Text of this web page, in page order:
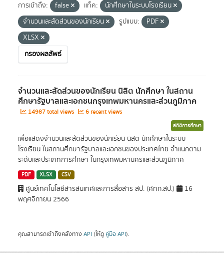
การเข้าถึง: false แท็ค:
นักศึกษาในระบบโรงเรียน
จำนวนและสัดส่วนของนักเรียน
รูปแบบ:
PDF
XLSX
กรองผลลัพธ์
จำนวนและสัดส่วนของนักเรียน นิสิต นักศึกษา ในสถาน
ศึกษารัฐบาลและเอกชนกรุงเทพมหานครและส่วนภูมิภาค
14987 total views 6 recent views
สถิติการศึกษา
เพื่อแสดงจำนวนและสัดส่วนของนักเรียน นิสิต นักศึกษาในระบบ
โรงเรียน ในสถานศึกษารัฐบาลและเอกชนของประเทศไทย จำแนกตาม
ระดับและประเภทการศึกษา ในกรุงเทพมหานครและส่วนภูมิภาค
PDF XLSX CSV
ศูนย์เทคโนโลยีสารสนเทศและการสื่อสาร สป. (ศทก.สป.)
16
พฤศจิกายน 2566
คุณสามารถเข้าถึงคลังทาง API (ให้ดู คู่มือ API).